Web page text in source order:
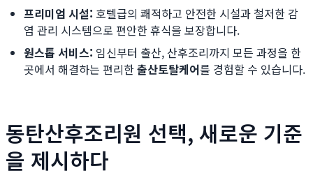
프리미엄 시설: 호텔급의 쾌적하고 안전한 시설과 철저한 감
염 관리 시스템으로 편안한 휴식을 보장합니다.
원스톱 서비스: 임신부터 출산, 산후조리까지 모든 과정을 한
곳에서 해결하는 편리한출산토탈케어를 경험할 수 있습니다.
동탄산후조리원 선택, 새로운 기준
을 제시하다